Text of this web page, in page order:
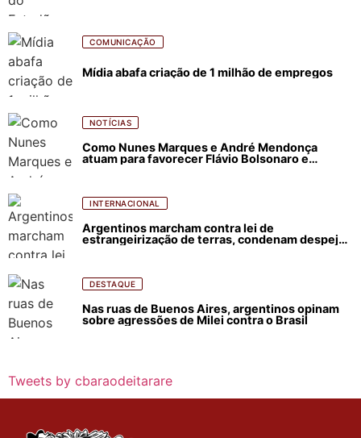
COMUNICAÇÃO
Mídia abafa criação de 1 milhão de empregos
NOTÍCIAS
Como Nunes Marques e André Mendonça
atuam para favorecer Flávio Bolsonaro e
INTERNACIONAL
Argentinos marcham contra lei de
estrangeirização de terras, condenam despejos
DESTAQUE
Nas ruas de Buenos Aires, argentinos opinam
sobre agressões de Milei contra o Brasil
Tweets by cbaraodeitarare